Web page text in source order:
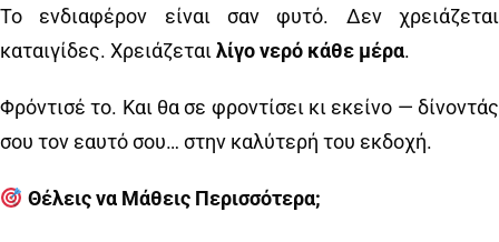
Το ενδιαφέρον είναι σαν φυτό. Δεν χρειάζεται
καταιγίδες. Χρειάζεται λίγο νερό κάθε μέρα.
Φρόντισέ το. Και θα σε φροντίσει κι εκείνο — δίνοντάς
σου τον εαυτό σου… στην καλύτερή του εκδοχή.
Θέλεις να Μάθεις Περισσότερα;